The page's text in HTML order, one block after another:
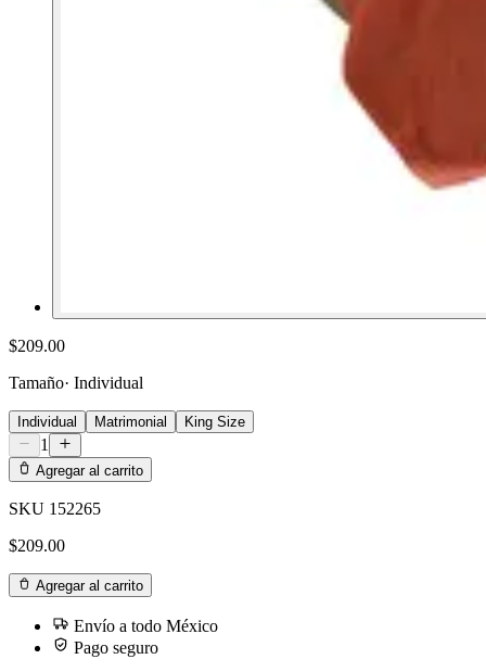
$209.00
Tamaño· Individual
Individual Matrimonial King Size
1
Agregar al carrito
SKU 152265
$209.00
Agregar al carrito
Envío a todo México
Pago seguro